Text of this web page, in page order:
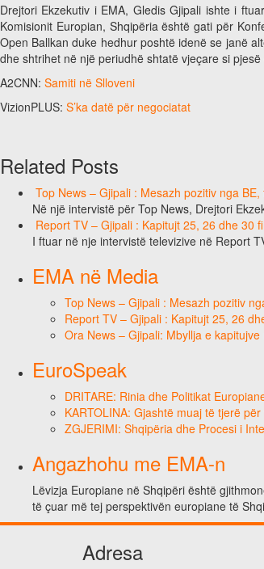
Drejtori Ekzekutiv i EMA, Gledis Gjipali ishte i
Komisionit Europian, Shqipëria është gati për
Open Ballkan duke hedhur poshtë idenë se janë
dhe shtrihet në një periudhë shtatë vjeçare si
A2CNN: Samiti në Slloveni
VizionPLUS: S’ka datë për negociatat
Related Posts
Top News – Gjipali : Mesazh pozitiv nga
Në një intervistë për Top News, Drejtori
Report TV – Gjipali : Kapitujt 25, 26 dhe 30
I ftuar në nje intervistë televizive në Report
EMA në Media
Top News – Gjipali : Mesazh pozitiv
Report TV – Gjipali : Kapitujt 25, 26
Ora News – Gjipali: Mbyllja e
EuroSpeak
DRITARE: Rinia dhe Politikat
KARTOLINA: Gjashtë muaj të tjerë
ZGJERIMI: Shqipëria dhe Procesi i
Angazhohu me EMA-n
Lëvizja Europiane në Shqipëri është
të çuar më tej perspektivën europiane të
Adresa